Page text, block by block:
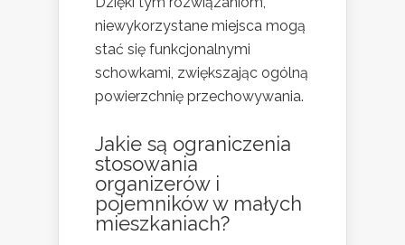
niewykorzystane miejsca mogą
stać się funkcjonalnymi
schowkami, zwiększając ogólną
powierzchnię przechowywania.
Jakie są ograniczenia
stosowania
organizerów i
pojemników w małych
mieszkaniach?